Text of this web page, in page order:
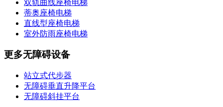
双轨曲线座椅电梯
蒂奥座椅电梯
直线型座椅电梯
室外防雨座椅电梯
更多无障碍设备
站立式代步器
无障碍垂直升降平台
无障碍斜挂平台